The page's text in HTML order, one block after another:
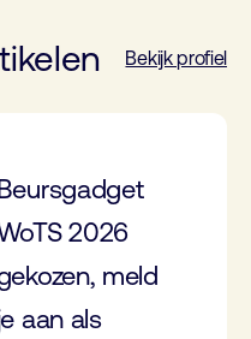
Bekijk profiel
2026
meld
aan als